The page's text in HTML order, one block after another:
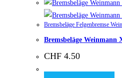
Bremsbeläge Felgenbremse
Bremsbeläge Weinmann
CHF 4.50